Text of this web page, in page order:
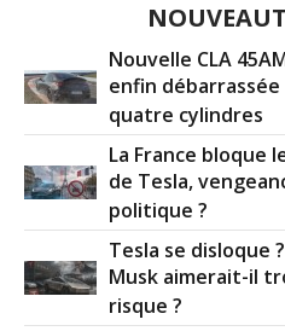
Nouvelle CLA
enfin débarrassée
quatre cylindres
La France bloque
de Tesla,
politique ?
Tesla se disloque
Musk aimerait-il
risque ?